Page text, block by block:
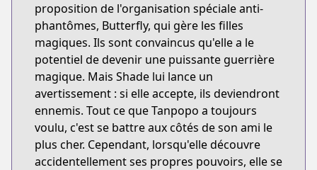
proposition de l'organisation spéciale anti-
phantômes, Butterfly, qui gère les filles
magiques. Ils sont convaincus qu'elle a le
potentiel de devenir une puissante guerrière
magique. Mais Shade lui lance un
avertissement : si elle accepte, ils deviendront
ennemis. Tout ce que Tanpopo a toujours
voulu, c'est se battre aux côtés de son ami le
plus cher. Cependant, lorsqu'elle découvre
accidentellement ses propres pouvoirs, elle se